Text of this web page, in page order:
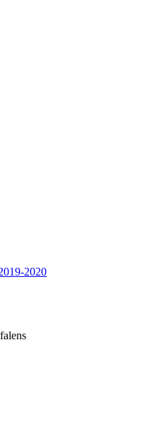
2020